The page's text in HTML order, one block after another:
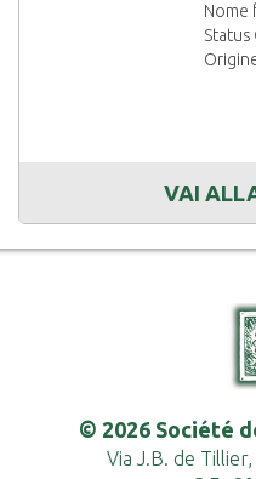
Nome
Status
VAI
© 2026 Société
Via J.B. de